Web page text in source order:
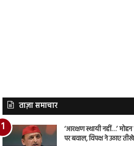
ताज़ा समाचार
‘आरक्षण स्थायी नहीं…’
पर बवाल, विपक्ष ने उठाए